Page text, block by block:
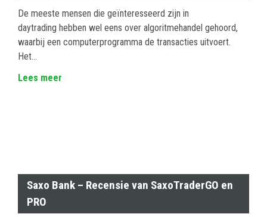
De meeste mensen die geïnteresseerd zijn in
daytrading hebben wel eens over algoritmehandel gehoord,
waarbij een computerprogramma de transacties uitvoert.
Het…
Lees meer
Saxo Bank – Recensie van SaxoTraderGO en
PRO